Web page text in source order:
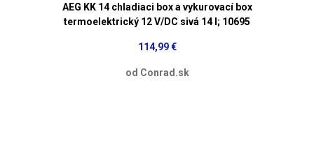
AEG KK 14 chladiaci box a vykurovací box
termoelektrický 12 V/DC sivá 14 l; 10695
114,99 €
od Conrad.sk